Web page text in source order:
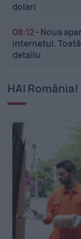
dolari
08:12 - Noua
internetul.
detaliu
HAI România!